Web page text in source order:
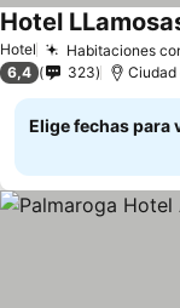
Hotel Habitaciones
Hotel
6,4 323 Ciudad
Elige fechas para